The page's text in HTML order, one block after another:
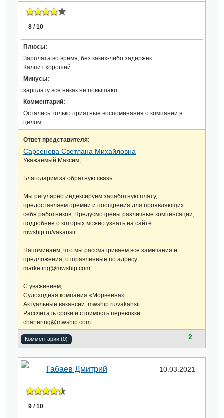
8 / 10
Плюсы:
Зарплата во время, без каких-либо задержек
Калпит хороший
Минусы:
зарплату все никак не повышают
Комментарий:
Остались только приятные воспоминания о компании в
целом
Ответ представителя:
Сарсенова Светлана Михайловна
Уважаемый Максим,
Благодарим за обратную связь.
Мы регулярно индексируем заработную плату,
предоставляем премии и поощрения для проявляющих
себя работников. Предусмотрены различные компенсации,
подробнее о которых можно узнать на сайте:
mwship.ru/vakansii.
Напоминаем, что мы рассматриваем все замечания и
предложения, отправленные по адресу
marketing@mwship.com.
С уважением,
Судоходная компания «Морвенна»
Актуальные вакансии: mwship.ru/vakansii
Рассчитать сроки и стоимость перевозки:
chartering@mwship.com
Комментарии (0) 2
Габаев Дмитрий 10.03.2021
9 / 10